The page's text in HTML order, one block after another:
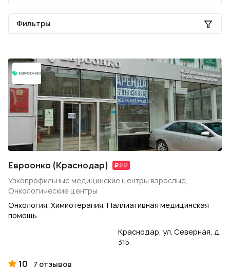
Фильтры
Евроонко (Краснодар)
Узкопрофильные медицинские центры взрослые,
Онкологические центры
Онкология, Химиотерапия, Паллиативная медицинская
помощь
Краснодар, ул. Северная, д.
315
10 7 отзывов